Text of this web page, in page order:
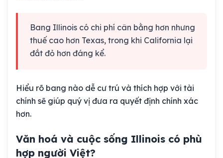
Bang Illinois có chi phí cân bằng hơn nhưng
thuế cao hơn Texas, trong khi California lại
đắt đỏ hơn đáng kể.
Hiểu rõ bang nào dễ cư trú và thích hợp với tài
chính sẽ giúp quý vị đưa ra quyết định chính xác
hơn.
Văn hoá và cuộc sống Illinois có phù
hợp người Việt?